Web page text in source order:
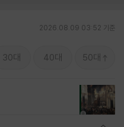
2026.08.09 03:52 기준
30대 40대 50대